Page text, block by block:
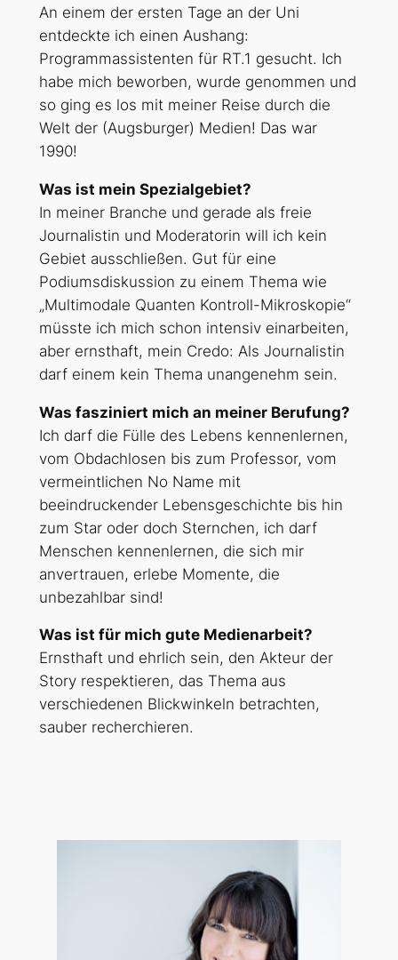
An einem der ersten Tage an der Uni
entdeckte ich einen Aushang:
Programmassistenten für RT.1 gesucht. Ich
habe mich beworben, wurde genommen und
so ging es los mit meiner Reise durch die
Welt der (Augsburger) Medien! Das war
1990!
Was ist mein Spezialgebiet?
In meiner Branche und gerade als freie
Journalistin und Moderatorin will ich kein
Gebiet ausschließen. Gut für eine
Podiumsdiskussion zu einem Thema wie
„Multimodale Quanten Kontroll-Mikroskopie“
müsste ich mich schon intensiv einarbeiten,
aber ernsthaft, mein Credo: Als Journalistin
darf einem kein Thema unangenehm sein.
Was fasziniert mich an meiner Berufung?
Ich darf die Fülle des Lebens kennenlernen,
vom Obdachlosen bis zum Professor, vom
vermeintlichen No Name mit
beeindruckender Lebensgeschichte bis hin
zum Star oder doch Sternchen, ich darf
Menschen kennenlernen, die sich mir
anvertrauen, erlebe Momente, die
unbezahlbar sind!
Was ist für mich gute Medienarbeit?
Ernsthaft und ehrlich sein, den Akteur der
Story respektieren, das Thema aus
verschiedenen Blickwinkeln betrachten,
sauber recherchieren.